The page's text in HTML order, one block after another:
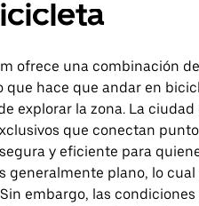
ofrece una combinación
que hace que andar en
explorar la zona. La
que conectan
y eficiente para
generalmente plano, lo cual
embargo, las